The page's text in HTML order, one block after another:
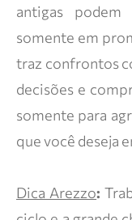
antigas
somente em
traz confrontos
decisões e
somente para
que você deseja
Dica Arezzo: